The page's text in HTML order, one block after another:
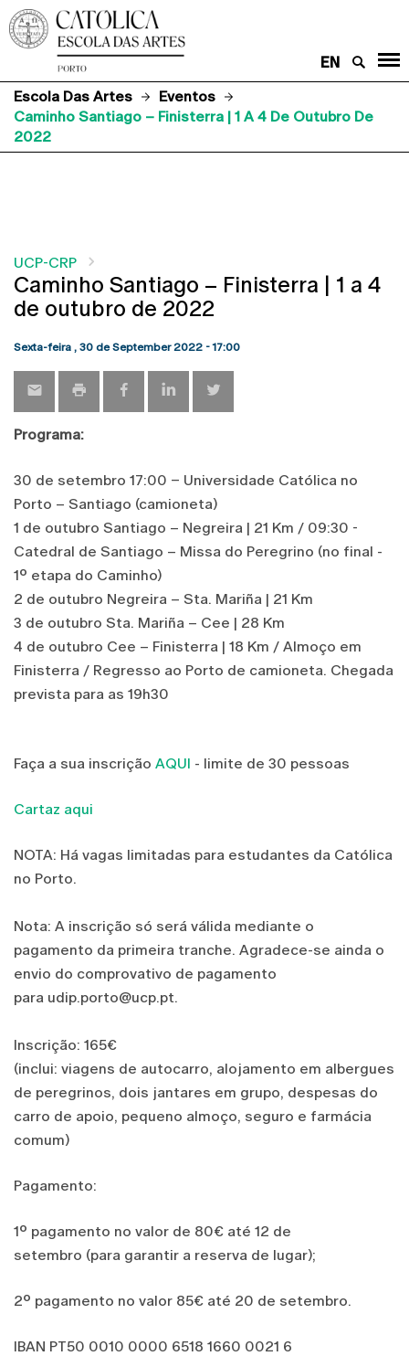
EN
Escola Das Artes
Eventos
Caminho Santiago – Finisterra | 1 A 4 De Outubro De
2022
UCP-CRP
Caminho Santiago – Finisterra | 1 a 4
de outubro de 2022
Sexta-feira , 30 de September 2022 - 17:00
Programa:
30 de setembro 17:00 – Universidade Católica no
Porto – Santiago (camioneta)
1 de outubro Santiago – Negreira | 21 Km / 09:30 -
Catedral de Santiago – Missa do Peregrino (no final -
1º etapa do Caminho)
2 de outubro Negreira – Sta. Mariña | 21 Km
3 de outubro Sta. Mariña – Cee | 28 Km
4 de outubro Cee – Finisterra | 18 Km / Almoço em
Finisterra / Regresso ao Porto de camioneta. Chegada
prevista para as 19h30
Faça a sua inscrição AQUI - limite de 30 pessoas
Cartaz aqui
NOTA: Há vagas limitadas para estudantes da Católica
no Porto.
Nota: A inscrição só será válida mediante o
pagamento da primeira tranche. Agradece-se ainda o
envio do comprovativo de pagamento
para udip.porto@ucp.pt.
Inscrição: 165€
(inclui: viagens de autocarro, alojamento em albergues
de peregrinos, dois jantares em grupo, despesas do
carro de apoio, pequeno almoço, seguro e farmácia
comum)
Pagamento:
1º pagamento no valor de 80€ até 12 de
setembro (para garantir a reserva de lugar);
2º pagamento no valor 85€ até 20 de setembro.
IBAN PT50 0010 0000 6518 1660 0021 6